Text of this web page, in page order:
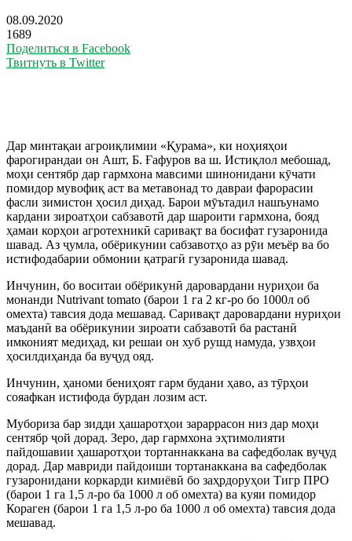
08.09.2020
1689
Поделиться в Facebook
Твитнуть в Twitter
Дар минтақаи агроиқлимии «Қурама», ки ноҳияҳои
фарогирандаи он Ашт, Б. Ғафуров ва ш. Истиқлол мебошад,
моҳи сентябр дар гармхона мавсими шинонидани кӯчати
помидор мувофиқ аст ва метавонад то давраи фарорасии
фасли зимистон ҳосил диҳад. Барои мӯътадил нашъунамо
кардани зироатҳои сабзавотӣ дар шароити гармхона, бояд
ҳамаи корҳои агротехникӣ саривақт ва босифат гузаронида
шавад. Аз ҷумла, обёрикунии сабзавотҳо аз рӯи меъёр ва бо
истифодабарии обмонии қатрагӣ гузаронида шавад.
Инчунин, бо воситаи обёрикунӣ даровардани нуриҳои ба
монанди Nutrivant tomato (барои 1 га 2 кг-ро бо 1000л об
омехта) тавсия дода мешавад. Саривақт даровардани нуриҳои
маъданӣ ва обёрикунии зироати сабзавотӣ ба растанӣ
имконият медиҳад, ки решаи он хуб рушд намуда, узвҳои
ҳосилдиҳанда ба вуҷуд ояд.
Инчунин, ҳаноми бениҳоят гарм будани ҳаво, аз тӯрҳои
сояафкан истифода бурдан лозим аст.
Мубориза бар зидди ҳашаротҳои зараррасон низ дар моҳи
сентябр ҷой дорад. Зеро, дар гармхона эҳтимолияти
пайдошавии ҳашаротҳои тортаннаккана ва сафедболак вуҷуд
дорад. Дар мавриди пайдоиши тортанаккана ва сафедболак
гузаронидани коркарди кимиёвӣ бо заҳрдоруҳои Тигр ПРО
(барои 1 га 1,5 л-ро ба 1000 л об омехта) ва куяи помидор
Кораген (барои 1 га 1,5 л-ро ба 1000 л об омехта) тавсия дода
мешавад.